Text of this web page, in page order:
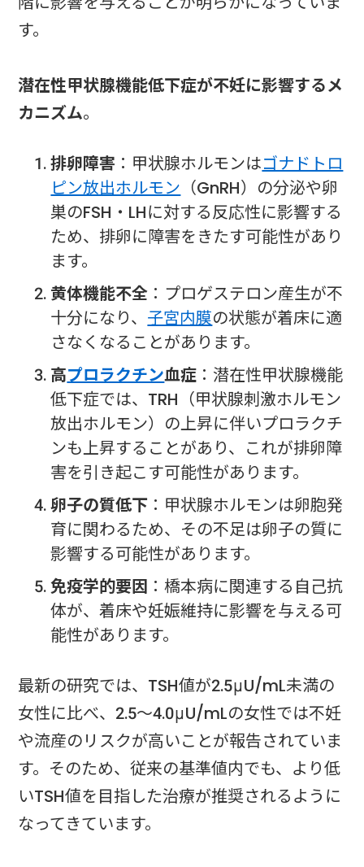
す。
潜在性甲状腺機能低下症が不妊に影響するメ
カニズム。
排卵障害 ：甲状腺ホルモンはゴナドトロ
ピン放出ホルモン （GnRH）の分泌や卵
巣のFSH・LHに対する反応性に影響する
ため、排卵に障害をきたす可能性があり
ます。
黄体機能不全 ：プロゲステロン産生が不
十分になり、 子宮内膜の状態が着床に適
さなくなることがあります。
高プロラクチン血症 ：潜在性甲状腺機能
低下症では、TRH（甲状腺刺激ホルモン
放出ホルモン）の上昇に伴いプロラクチ
ンも上昇することがあり、これが排卵障
害を引き起こす可能性があります。
卵子の質低下 ：甲状腺ホルモンは卵胞発
育に関わるため、その不足は卵子の質に
影響する可能性があります。
免疫学的要因 ：橋本病に関連する自己抗
体が、着床や妊娠維持に影響を与える可
能性があります。
最新の研究では、TSH値が2.5μU/mL未満の
女性に比べ、2.5～4.0μU/mLの女性では不妊
や流産のリスクが高いことが報告されていま
す。そのため、従来の基準値内でも、より低
いTSH値を目指した治療が推奨されるように
なってきています。